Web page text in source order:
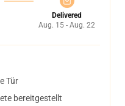
Delivered
Aug. 15 - Aug. 22
Tür
bereitgestellt